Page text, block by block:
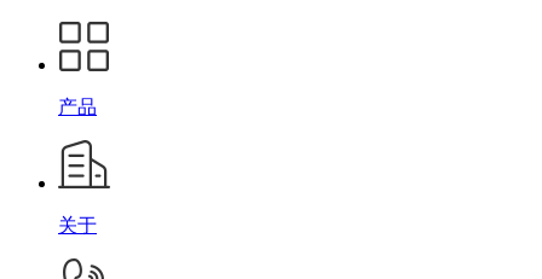
产品
关于